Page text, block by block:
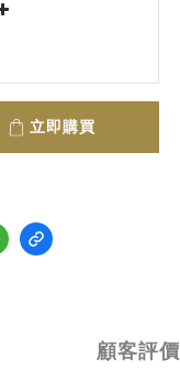
立即購買
顧客評價